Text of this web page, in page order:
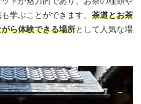
学ぶことができます。 茶道とお茶
ら体験できる場所として人気な場